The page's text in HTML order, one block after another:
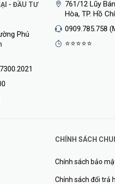
- ĐẦU TƯ
Phú
761/12 Lũy
Hòa, TP. Hồ
0909.785.758
⭐⭐⭐⭐⭐
CHÍNH SÁCH
Chính sách bảo
Chính sách đổi trả